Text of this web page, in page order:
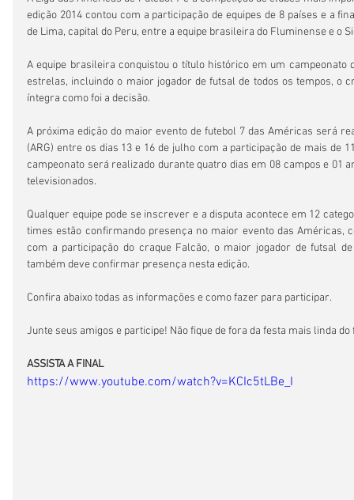
edição 2014 contou com a participação de equipes de 8 países e a
de Lima, capital do Peru, entre a equipe brasileira do Fluminense e o
A equipe brasileira conquistou o título histórico em um campeonato
estrelas, incluindo o maior jogador de futsal de todos os tempos, o
íntegra como foi a decisão.
A próxima edição do maior evento de futebol 7 das Américas será
(ARG) entre os dias 13 e 16 de julho com a participação de mais de
campeonato será realizado durante quatro dias em 08 campos e 01
televisionados.
Qualquer equipe pode se inscrever e a disputa acontece em 12
times estão confirmando presença no maior evento das Américas,
com a participação do craque Falcão, o maior jogador de futsal
também deve confirmar presença nesta edição.
Confira abaixo todas as informações e como fazer para participar.
Junte seus amigos e participe! Não fique de fora da festa mais linda
ASSISTA A FINAL
https://www.youtube.com/watch?v=KCIc5tLBe_I